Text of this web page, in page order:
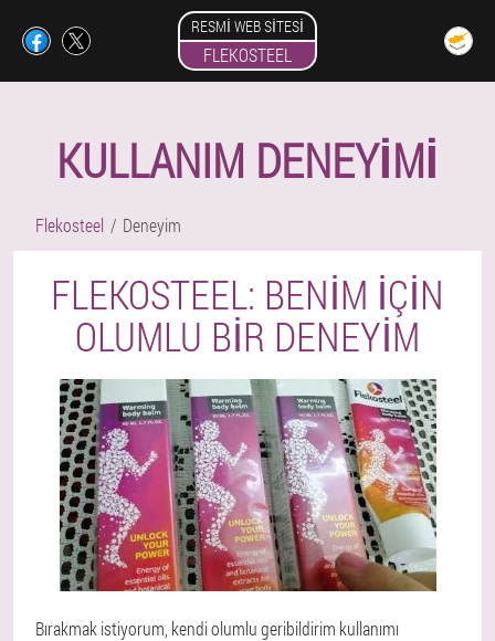
RESMI WEB SITESI
FLEKOSTEEL
KULLANIM DENEYIMI
Flekosteel Deneyim
FLEKOSTEEL: BENIM IÇIN
OLUMLU BIR DENEYIM
Bırakmak istiyorum, kendi olumlu geribildirim kullanımı